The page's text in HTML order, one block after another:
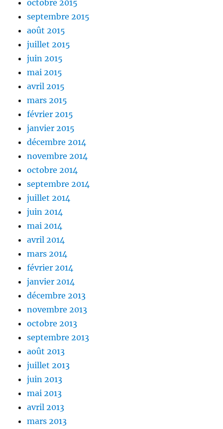
octobre 2015
septembre 2015
août 2015
juillet 2015
juin 2015
mai 2015
avril 2015
mars 2015
février 2015
janvier 2015
décembre 2014
novembre 2014
octobre 2014
septembre 2014
juillet 2014
juin 2014
mai 2014
avril 2014
mars 2014
février 2014
janvier 2014
décembre 2013
novembre 2013
octobre 2013
septembre 2013
août 2013
juillet 2013
juin 2013
mai 2013
avril 2013
mars 2013